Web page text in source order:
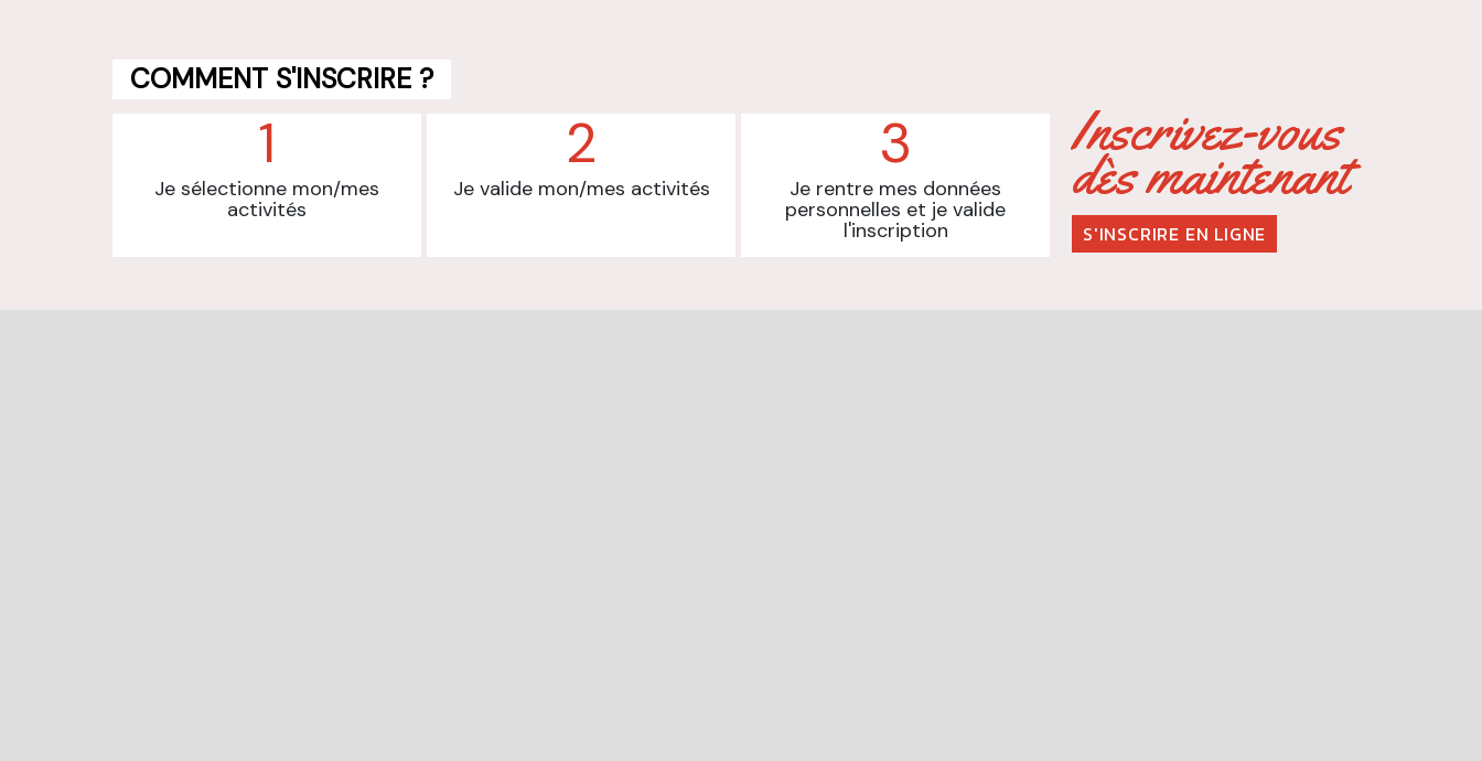
COMMENT S'INSCRIRE ?
1
Je sélectionne mon/mes
activités
2
Je valide mon/mes activités
3
Je rentre mes données
personnelles et je valide
l'inscription
Inscrivez-vous
dès maintenant
S'INSCRIRE EN LIGNE